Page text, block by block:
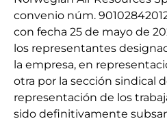
convenio núm.
con fecha 25 de mayo de
los representantes
la empresa, en
otra por la sección sindical
representación de los
sido definitivamente